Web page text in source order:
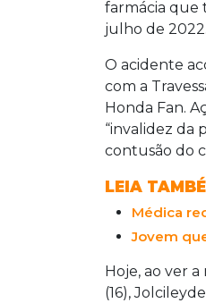
farmácia que
julho de
O acidente
com a
Honda Fan.
“invalidez da
contusão do
LEIA
Médica
Jovem
Hoje, ao ver
(16),